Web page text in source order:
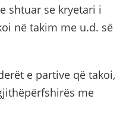
shtuar se kryetari i
në takim me u.d. së
e partive që takoi,
me